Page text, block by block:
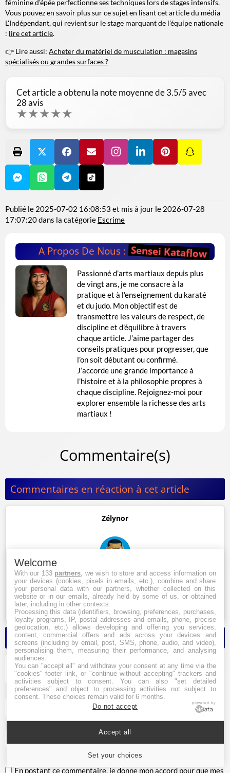
féminine d'épée perfectionne ses techniques lors de stages intensifs.
Vous pouvez en savoir plus sur ce sujet en lisant cet article du média
L'Indépendant, qui revient sur le stage marquant de l'équipe nationale
: lire cet article.
👉 Lire aussi: Acheter du matériel de musculation : magasins
spécialisés ou grandes surfaces ?
Cet article a obtenu la note moyenne de3.5/5 avec
28avis
★★★★★
Publié le 2025-07-02 16:08:53 et mis à jour le 2026-07-28
17:07:20dans la catégorie Escrime
A Propos De Nous :Sensei Kataflow
Passionné d’arts martiaux depuis plus
de vingt ans, je me consacre à la
pratique et à l’enseignement du karaté
et du judo. Mon objectif est de
transmettre les valeurs de respect, de
discipline et d’équilibre à travers
chaque article. J’aime partager des
conseils pratiques pour progresser, que
l’on soit débutant ou confirmé.
J’accorde une grande importance à
l’histoire et à la philosophie propres à
chaque discipline. Rejoignez-moi pour
explorer ensemble la richesse des arts
martiaux !
Commentaire(s)
Commentaires en réaction à cet article
Zélynor
Super article, clair et passionnant ! 🗡️🤺 Merci pour toutes
ces infos ! 👏✨
28/09/2025 13:10
Poster un commentaire
En postant ce commentaire, je donne mon accord pour que mes
Welcome
With our 133 partners , we wish to store and access information on
your devices (cookies, pixels in emails, etc.), combine and share
your personal data with our partners, whether collected on this
website or in our emails, already held by some of us, or obtained
later, including in other contexts.
Processing this data (identifiers, browsing, preferences, purchases,
loyalty programs, IP, postal addresses and emails, phone, precise
geolocation, etc.) allows developing and offering you services,
content, commercial offers and ads across your devices and
screens (including by email, post, SMS, phone, audio, and video),
personalising them, measuring their performance, and analysing
audiences.
You can "accept all" and withdraw your consent at any time via the
"cookies" footer link, or "continue without accepting" trackers and
activities subject to consent. You can also "set detailed
preferences" and object to processing activities not subject to
consent. These choices remain valid for 6 months.
Do not accept
powered by
Set your choices
Accept all